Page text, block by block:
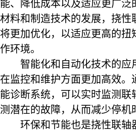
能、降低成本以及适应更广泛
材料和制造技术的发展，挠性
将更加优化，以适应更高的扭
作环境。
智能化和自动化技术的应
在监控和维护方面更加高效。
能诊断系统，可以实时监测联
测潜在的故障，从而减少停机
环保和节能也是挠性联轴